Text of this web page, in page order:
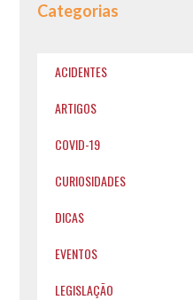
Categorias
ACIDENTES
ARTIGOS
COVID-19
CURIOSIDADES
DICAS
EVENTOS
LEGISLAÇÃO